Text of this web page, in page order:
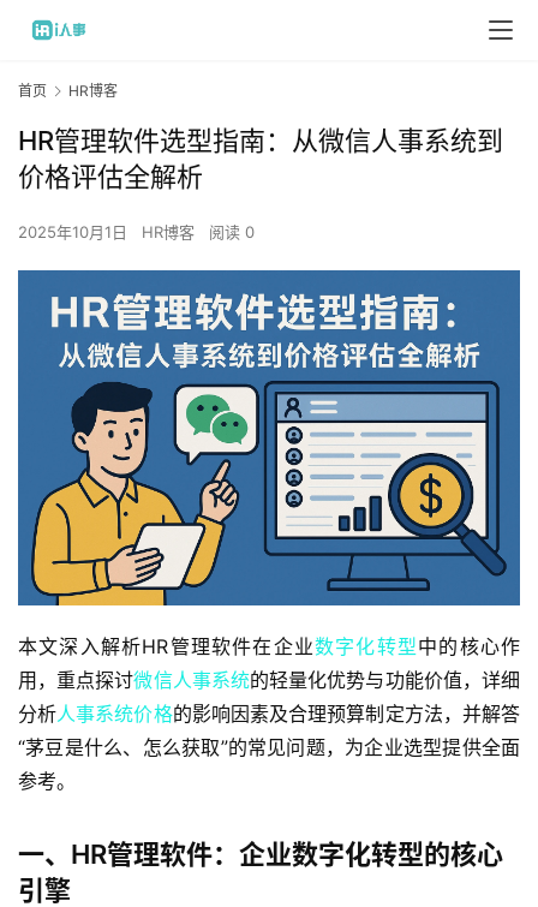
首页 HR博客
HR管理软件选型指南：从微信人事系统到
价格评估全解析
2025年10月1日 HR博客 阅读 0
本文深入解析HR管理软件在企业数字化转型中的核心作
用，重点探讨微信人事系统的轻量化优势与功能价值，详细
分析人事系统价格的影响因素及合理预算制定方法，并解答
“茅豆是什么、怎么获取”的常见问题，为企业选型提供全面
参考。
一、HR管理软件：企业数字化转型的核心
引擎